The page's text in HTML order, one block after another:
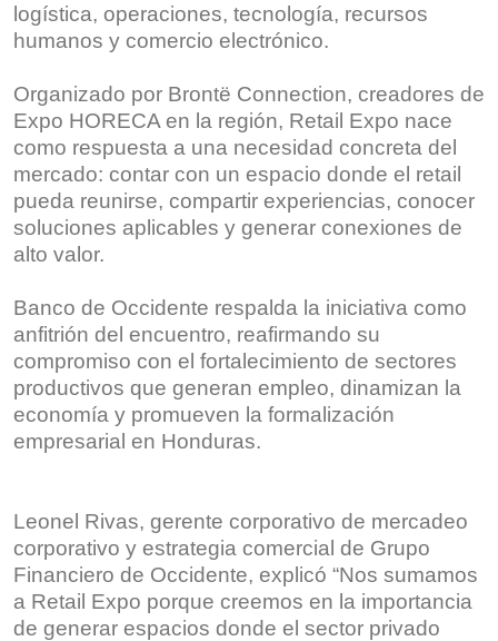
logística, operaciones, tecnología, recursos
humanos y comercio electrónico.
Organizado por Brontë Connection, creadores de
Expo HORECA en la región, Retail Expo nace
como respuesta a una necesidad concreta del
mercado: contar con un espacio donde el retail
pueda reunirse, compartir experiencias, conocer
soluciones aplicables y generar conexiones de
alto valor.
Banco de Occidente respalda la iniciativa como
anfitrión del encuentro, reafirmando su
compromiso con el fortalecimiento de sectores
productivos que generan empleo, dinamizan la
economía y promueven la formalización
empresarial en Honduras.
Leonel Rivas, gerente corporativo de mercadeo
corporativo y estrategia comercial de Grupo
Financiero de Occidente, explicó “Nos sumamos
a Retail Expo porque creemos en la importancia
de generar espacios donde el sector privado